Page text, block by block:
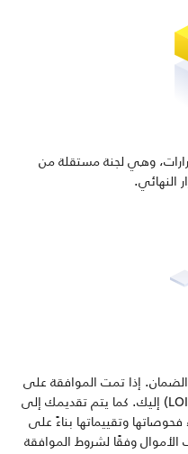
وهي لجنة مستقلة من
النهائي.
الضمان. إذا تمت الموافقة على
طلبك، سيتم إرسال خطاب نوايا (LOI) إليك. كما يتم تقديمك إلى
وتقييماتها بناءً على
الأموال وفقًا لشروط الموافقة